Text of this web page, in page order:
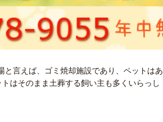
言えば、ゴミ焼却施設であり、ペットはあ
はそのまま土葬する飼い主も多くいらっし